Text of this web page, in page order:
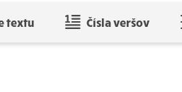
textu Čísla veršov